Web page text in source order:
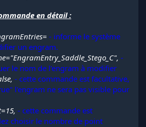
en détail :
- informe le système
un engram.
-
le nom de l'engram à modifier
- cette commande est facultative,
l'engram ne sera pas visible pour
- cette commande est
choisir le nombre de point